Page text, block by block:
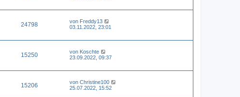
24798 von Freddy13
03.11.2022, 23:01
15250 von Koschte
23.09.2022, 09:37
15206 von Christine100
25.07.2022, 15:52